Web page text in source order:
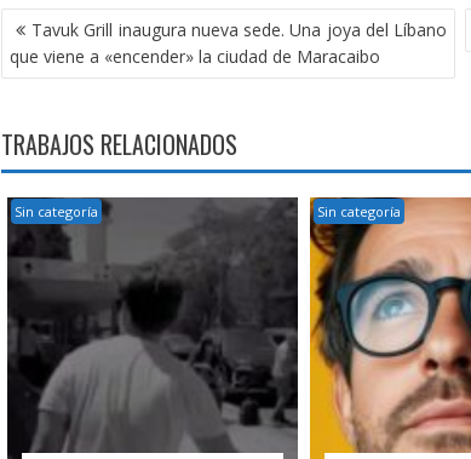
NAVEGACIÓN
DE
ENTRADAS
Tavuk Grill inaugura nueva sede. Una joya del Líbano
que viene a «encender» la ciudad de Maracaibo
TRABAJOS RELACIONADOS
Sin categoría Sin categoría